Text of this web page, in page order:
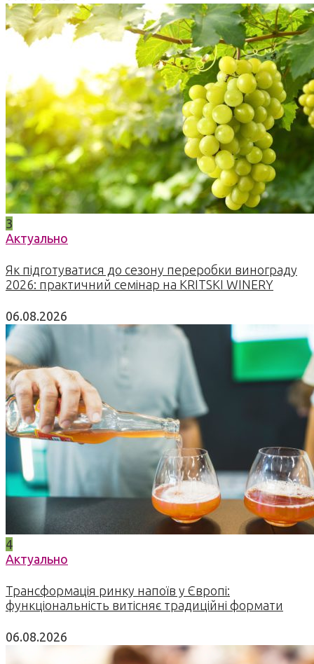
3
Актуально
Як підготуватися до сезону переробки винограду
2026: практичний семінар на KRITSKI WINERY
06.08.2026
4
Актуально
Трансформація ринку напоїв у Європі:
функціональність витісняє традиційні формати
06.08.2026